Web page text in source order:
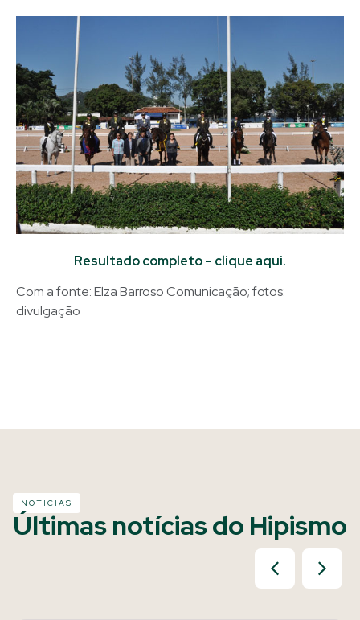
Resultado completo – clique aqui.
Com a fonte: Elza Barroso Comunicação; fotos:
divulgação
NOTÍCIAS
Últimas notícias do Hipismo